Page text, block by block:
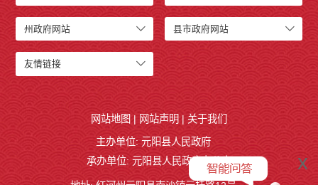
州政府网站 县市政府网站
友情链接
x
网站地图 | 网站声明 | 关于我们
主办单位: 元阳县人民政府
承办单位: 元阳县人民政府办公室